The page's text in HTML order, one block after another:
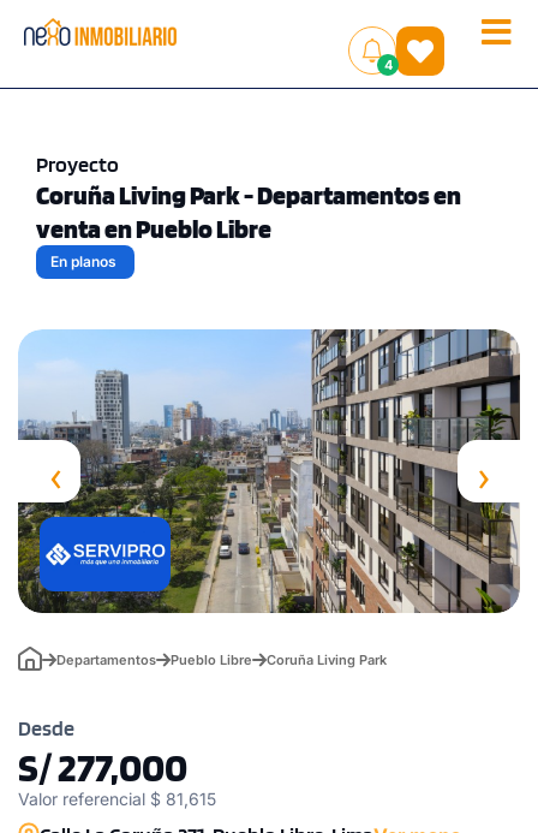
Toggle
4
()
Proyecto
Coruña Living Park - Departamentos en
venta en Pueblo Libre
En planos
‹ ›
Departamentos Pueblo Libre Coruña Living Park
Desde
S/ 277,000
Valor referencial $ 81,615